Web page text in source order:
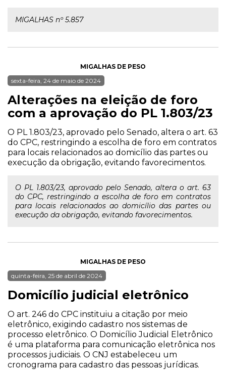
MIGALHAS nº 5.857
MIGALHAS DE PESO
sexta-feira, 24 de maio de 2024
Alterações na eleição de foro
com a aprovação do PL 1.803/23
O PL 1.803/23, aprovado pelo Senado, altera o art. 63
do CPC, restringindo a escolha de foro em contratos
para locais relacionados ao domicílio das partes ou
execução da obrigação, evitando favorecimentos.
O PL 1.803/23, aprovado pelo Senado, altera o art. 63
do CPC, restringindo a escolha de foro em contratos
para locais relacionados ao domicílio das partes ou
execução da obrigação, evitando favorecimentos.
MIGALHAS DE PESO
quinta-feira, 25 de abril de 2024
Domicílio judicial eletrônico
O art. 246 do CPC instituiu a citação por meio
eletrônico, exigindo cadastro nos sistemas de
processo eletrônico. O Domicílio Judicial Eletrônico
é uma plataforma para comunicação eletrônica nos
processos judiciais. O CNJ estabeleceu um
cronograma para cadastro das pessoas jurídicas.